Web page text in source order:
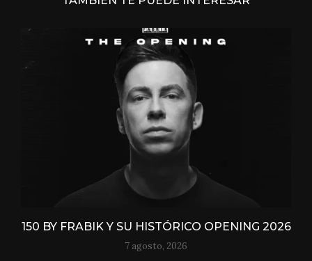
150 BY FRABIK Y SU HISTÓRICO OPENING 2026
7 agosto, 2026